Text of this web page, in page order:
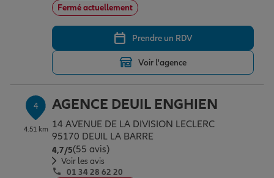
Retraite
Tous nos devis d'assurance
Fermé actuellement
Prendre un RDV
Voir l'agence
4
4.51 km
AGENCE DEUIL ENGHIEN
14 AVENUE DE LA DIVISION LECLERC
95170 DEUIL LA BARRE
4,7/5Note de 4.7 sur 5
(55 avis)
Voir les avis
01 34 28 62 20